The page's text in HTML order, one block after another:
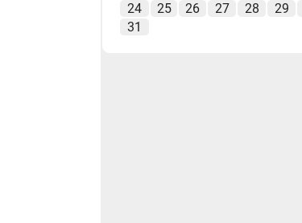
24
25 26 27 28
29
31